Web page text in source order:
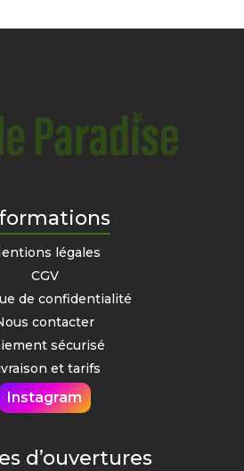
légales
CGV
de confidentialité
contacter
sécurisé
et tarifs
Instagram
d’ouvertures